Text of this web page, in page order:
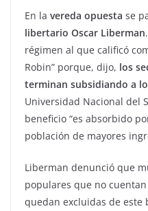
En la vereda opuesta se
libertario Oscar Liberman
régimen al que calificó
Robin” porque, dijo, los
terminan subsidiando a
Universidad Nacional del
beneficio “es absorbido
población de mayores
Liberman denunció que
populares que no
quedan excluidas de este